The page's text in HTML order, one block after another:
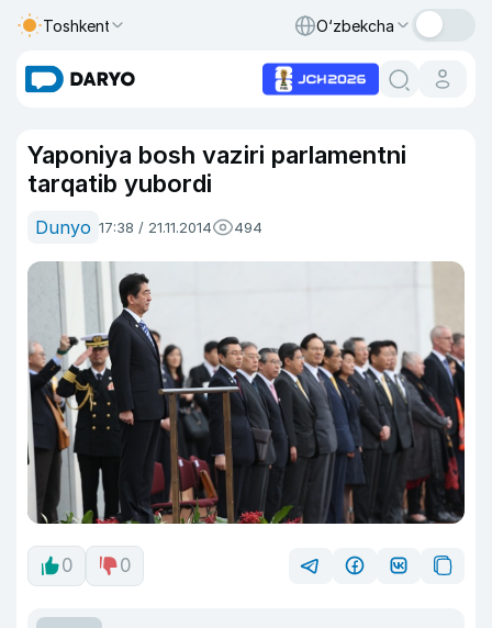
Toshkent O‘zbekcha
Yaponiya bosh vaziri parlamentni
tarqatib yubordi
Dunyo 17:38 / 21.11.2014 494
0 0